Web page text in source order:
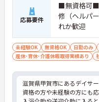
応募要件
■無資格可■
修（ヘルパ
れか歓迎
未経験OK 無資格OK 日勤のみ
産休･育休･介護休暇取得実績あり
滋賀県甲賀市にあるデイサ
資格の方や未経験の方にも応